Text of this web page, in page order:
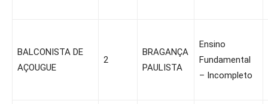
BALCONISTA DE
AÇOUGUE
2
BRAGANÇA
PAULISTA
Ensino
Fundamental
– Incompleto